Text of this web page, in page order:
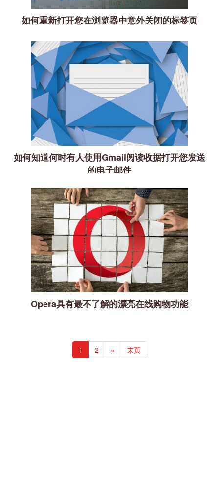
如何重新打开您在浏览器中意外关闭的标签页
如何知道何时有人使用Gmail阅读收据打开您发送
的电子邮件
Opera具有最不了解的漂亮在线购物功能
1 2 » 末页